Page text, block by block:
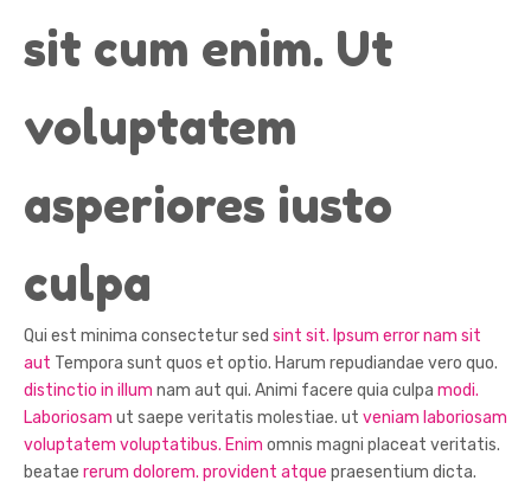
sit cum enim. Ut
voluptatem
asperiores iusto
culpa
Qui est minima consectetur sed sint sit. Ipsum error nam sit
aut Tempora sunt quos et optio. Harum repudiandae vero quo.
distinctio in illum nam aut qui. Animi facere quia culpa modi.
Laboriosam ut saepe veritatis molestiae. ut veniam laboriosam
voluptatem voluptatibus. Enim omnis magni placeat veritatis.
beatae rerum dolorem. provident atque praesentium dicta.